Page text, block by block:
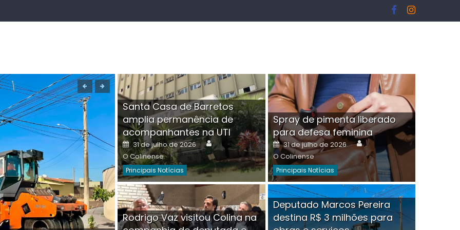
Boutique na Av. Ângelo Martins Tristão é
invadida por criminoso mascarado
Santa Casa de Barretos
amplia permanência de
acompanhantes na UTI
Posted
on
31 de julho de 2026 Author
O Colinense
Principais Notícias
Spray de pimenta liberado
para defesa feminina
Posted
on
31 de julho de 2026 Author
O Colinense
Principais Notícias
Rodrigo Vaz visitou Colina na
Deputado Marcos Pereira
destina R$ 3 milhões para